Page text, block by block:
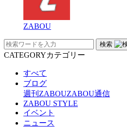
ZABOU
検索
CATEGORYカテゴリー
すべて
ブログ
週刊ZABOUZABOU通信
ZABOU STYLE
イベント
ニュース